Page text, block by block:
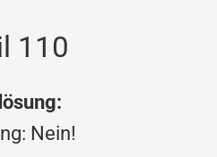
110
Nein!